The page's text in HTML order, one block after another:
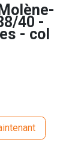
40 -
- col